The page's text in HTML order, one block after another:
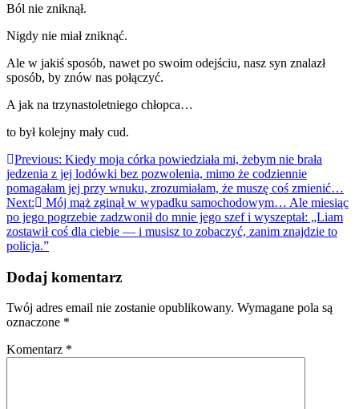
Ból nie zniknął.
Nigdy nie miał zniknąć.
Ale w jakiś sposób, nawet po swoim odejściu, nasz syn znalazł
sposób, by znów nas połączyć.
A jak na trzynastoletniego chłopca…
to był kolejny mały cud.
Nawigacja
wpisu
Previous: Kiedy moja córka powiedziała mi, żebym nie brała
jedzenia z jej lodówki bez pozwolenia, mimo że codziennie
pomagałam jej przy wnuku, zrozumiałam, że muszę coś zmienić…
Next:
Mój mąż zginął w wypadku samochodowym… Ale miesiąc
po jego pogrzebie zadzwonił do mnie jego szef i wyszeptał: „Liam
zostawił coś dla ciebie — i musisz to zobaczyć, zanim znajdzie to
policja.”
Dodaj komentarz
Twój adres email nie zostanie opublikowany. Wymagane pola są
oznaczone *
Komentarz *